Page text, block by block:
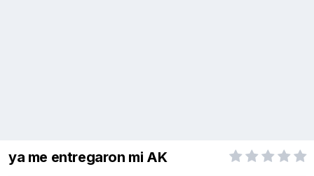
ya me entregaron mi AK